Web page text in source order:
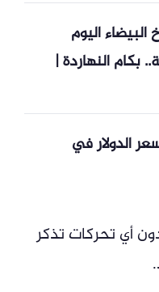
البيضاء اليوم
بكام النهاردة |
سعر الدولار في
أي تحركات تذكر